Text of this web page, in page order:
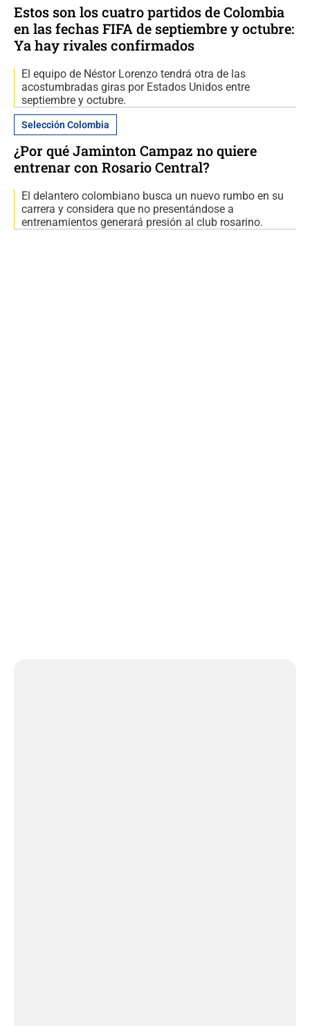
Estos son los cuatro partidos de Colombia
en las fechas FIFA de septiembre y octubre:
Ya hay rivales confirmados
El equipo de Néstor Lorenzo tendrá otra de las
acostumbradas giras por Estados Unidos entre
septiembre y octubre.
Selección Colombia
¿Por qué Jaminton Campaz no quiere
entrenar con Rosario Central?
El delantero colombiano busca un nuevo rumbo en su
carrera y considera que no presentándose a
entrenamientos generará presión al club rosarino.